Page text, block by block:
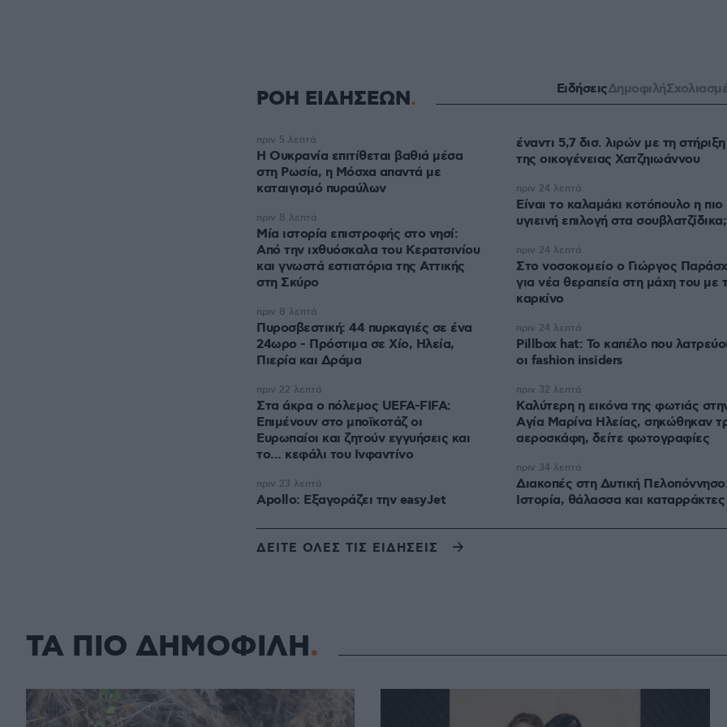
ΡΟΗ ΕΙΔΗΣΕΩΝ ΕιδήσειςΔημοφιλή
Η Ουκρανία επιτίθεται βαθιά μέσα
στη Ρωσία, η Μόσχα απαντά με
καταιγισμό πυραύλων
πριν 5 λεπτά
Μία ιστορία επιστροφής στο νησί:
Από την ιχθυόσκαλα του Κερατσινίου
και γνωστά εστιατόρια της Αττικής
στη Σκύρο
πριν 8 λεπτά
Πυροσβεστική: 44 πυρκαγιές σε ένα
24ωρο - Πρόστιμα σε Χίο, Ηλεία,
Πιερία και Δράμα
πριν 8 λεπτά
Στα άκρα ο πόλεμος UEFA-FIFA:
Επιμένουν στο μποϊκοτάζ οι
Ευρωπαίοι και ζητούν εγγυήσεις και
το... κεφάλι του Ινφαντίνο
πριν 22 λεπτά
Apollo: Εξαγοράζει την easyJet
έναντι 5,7 δισ. λιρών με τη στήριξη
της οικογένειας Χατζηιωάννου
πριν 23 λεπτά
Είναι το καλαμάκι κοτόπουλο η πιο
υγιεινή επιλογή στα σουβλατζίδικα;
πριν 24 λεπτά
Στο νοσοκομείο ο Γιώργος
για νέα θεραπεία στη μάχη του με
καρκίνο
πριν 24 λεπτά
Pillbox hat: Το καπέλο που
οι fashion insiders
πριν 24 λεπτά
Καλύτερη η εικόνα της φωτιάς
Aγία Μαρίνα Ηλείας, σηκώθηκαν
αεροσκάφη, δείτε φωτογραφίες
πριν 32 λεπτά
Διακοπές στη Δυτική
Ιστορία, θάλασσα και καταρράκτες
πριν 34 λεπτά
ΔΕΙΤΕ ΟΛΕΣ ΤΙΣ ΕΙΔΗΣΕΙΣ
ΤΑ ΠΙΟ ΔΗΜΟΦΙΛΗ